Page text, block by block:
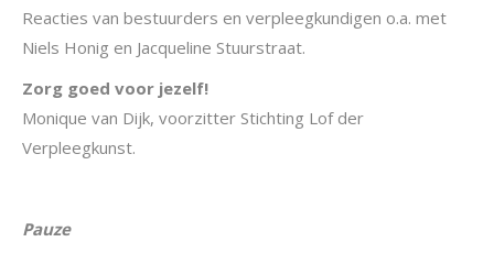
Reacties van bestuurders en verpleegkundigen o.a. met
Niels Honig en Jacqueline Stuurstraat.
Zorg goed voor jezelf!
Monique van Dijk, voorzitter Stichting Lof der
Verpleegkunst.
Pauze